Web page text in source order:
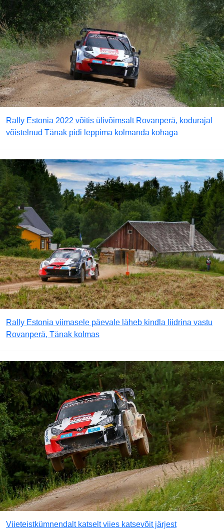
Rally Estonia 2022 võitis ülivõimsalt Rovanperä, kodurajal
võistelnud Tänak pidi leppima kolmanda kohaga
Rally Estonia viimasele päevale läheb kindla liidrina vastu
Rovanperä, Tänak kolmas
Viieteistkümnendalt katselt viies katsevõit järjest